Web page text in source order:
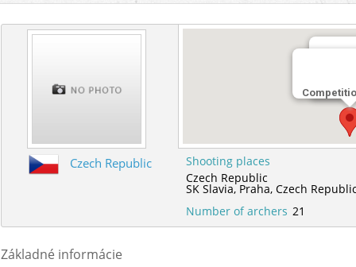
SK
Czech Republic
Shooting places
Czech Republic
SK Slavia, Praha,Czech
Number of archers 21
Základné informácie